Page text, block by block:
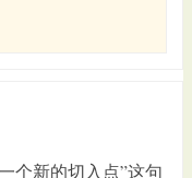
个新的切入点”这句